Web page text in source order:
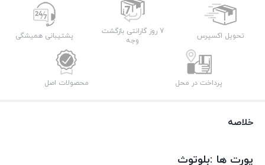
تحویل اکسپرس
7 روز گارانتی بازگشت
وجه
پشتیبانی همیشگی
پرداخت در محل محصولات اصل
خلاصه
پورت‌ ها :بلوتوث